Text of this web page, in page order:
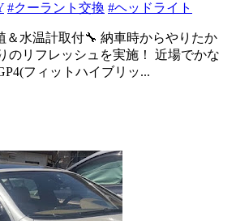
#クーラント交換 #ヘッドライト
＆水温計取付🔧 納車時からやりたか
のリフレッシュを実施！ 近場でかな
フィットハイブリッ...